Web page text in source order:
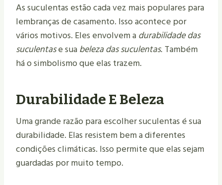
As suculentas estão cada vez mais populares para
lembranças de casamento. Isso acontece por
vários motivos. Eles envolvem adurabilidade das
suculentase suabeleza das suculentas. Também
há o simbolismo que elas trazem.
Durabilidade E Beleza
Uma grande razão para escolher suculentas é sua
durabilidade. Elas resistem bem a diferentes
condições climáticas. Isso permite que elas sejam
guardadas por muito tempo.